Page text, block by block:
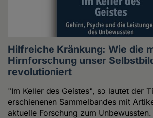
Hilfreiche Kränkung: Wie die
Hirnforschung unser
revolutioniert
"Im Keller des Geistes", so lautet der
erschienenen Sammelbandes mit
aktuelle Forschung zum Unbewussten.